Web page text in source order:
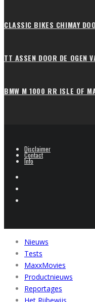
CLASSIC BIKES CHIMAY
TT ASSEN DOOR DE OGEN
BMW M 1000 RR ISLE OF
Disclaimer
Contact
Info
Nieuws
Tests
MaxxMovies
Productnieuws
Reportages